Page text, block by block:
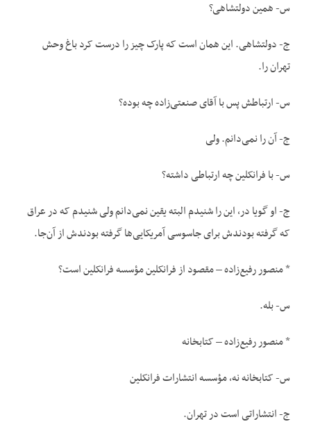
س- همین دولتشاهی؟
ج- دولتشاهی. این همان است که پارک چیز را درست کرد باغ وحش
تهران را.
س- ارتباطش پس با آقای صنعتی‌زاده چه بوده؟
ج- آن را نمی‌دانم. ولی
س- با فرانکلین چه ارتباطی داشته؟
ج- او گویا در، این را شنیدم البته یقین نمی‌دانم ولی شنیدم که در عراق
که گرفته بودندش برای جاسوسی آمریکایی‌ها گرفته بودندش از آن‌جا.
* منصور رفیع‌زاده – مقصود از فرانکلین مؤسسه فرانکلین است؟
س- بله.
* منصور رفیع‌زاده – کتابخانه
س- کتابخانه نه، مؤسسه انتشارات فرانکلین
ج- انتشاراتی است در تهران.